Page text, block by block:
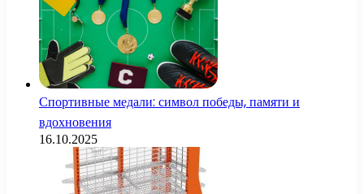
Спортивные медали: символ победы, памяти и
вдохновения
16.10.2025